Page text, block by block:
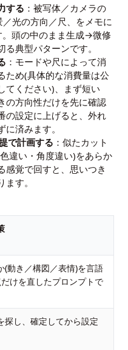
する ：被写体／カメラの
光の方向／尺、をメモに
頭の中のまま生成→微修
典型パターンです。
：モードや尺によって消
ため(具体的な消費量は公
てください)、まず短い
の方向性だけを先に確認
の設定に上げると、外れ
済みます。
で計画する ：似たカット
違い・角度違い)をあらか
感覚で回すと、思いつき
す。
(動き／構図／表情)を言語
けを直したプロンプトで
探し、確定してから設定